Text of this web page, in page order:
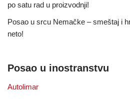
po satu rad u proizvodnji!
Posao u srcu Nemačke – smeštaj i
neto!
Posao u inostranstvu
Autolimar